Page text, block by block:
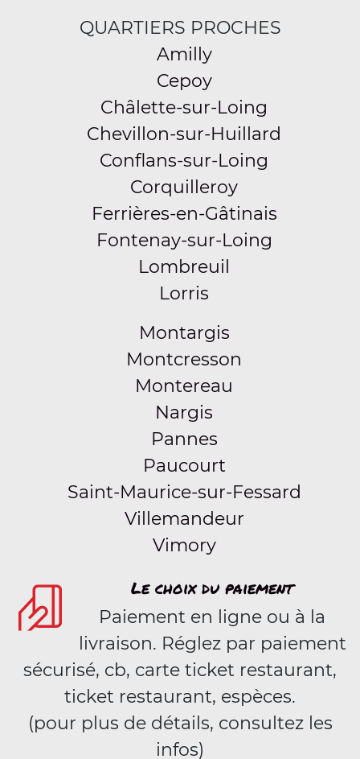
QUARTIERS PROCHES
Amilly
Cepoy
Châlette-sur-Loing
Chevillon-sur-Huillard
Conflans-sur-Loing
Corquilleroy
Ferrières-en-Gâtinais
Fontenay-sur-Loing
Lombreuil
Lorris
Montargis
Montcresson
Montereau
Nargis
Pannes
Paucourt
Saint-Maurice-sur-Fessard
Villemandeur
Vimory
Le choix du paiement
Paiement en ligne ou à la
livraison. Réglez par paiement
sécurisé, cb, carte ticket restaurant,
ticket restaurant, espèces.
(pour plus de détails, consultez les
infos)